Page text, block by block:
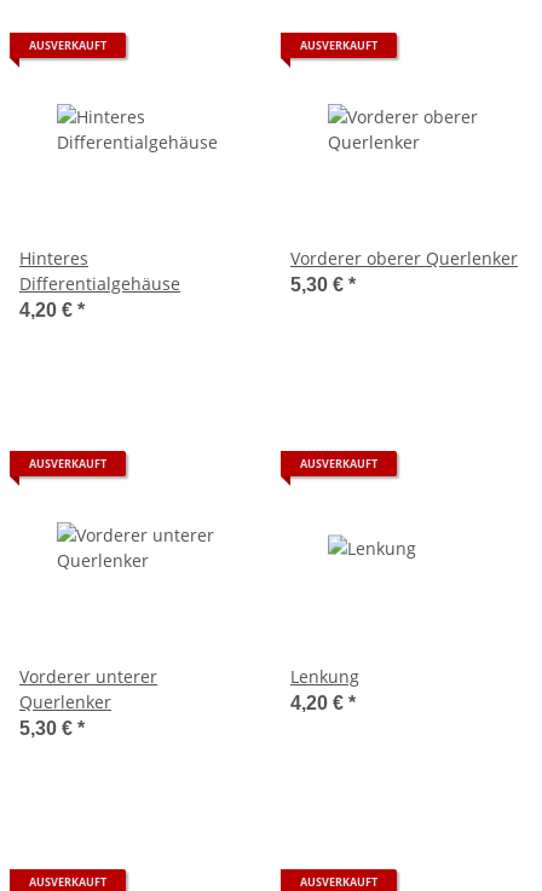
AUSVERKAUFT
Hinteres
Differentialgehäuse
4,20 € *
AUSVERKAUFT
Vorderer oberer Querlenker
5,30 € *
AUSVERKAUFT
Vorderer unterer
Querlenker
5,30 € *
AUSVERKAUFT
Lenkung
4,20 € *
AUSVERKAUFT AUSVERKAUFT